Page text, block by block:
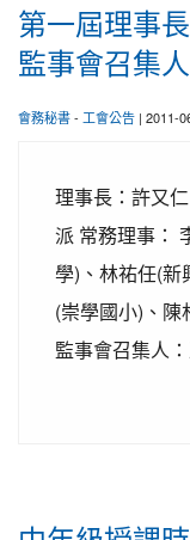
第一屆理事
監事會召集人
會務秘書- 工會公告 | 2011-
理事長：許又
派 常務理事：
學)、林祐任(新
(崇學國小)、陳
監事會召集人